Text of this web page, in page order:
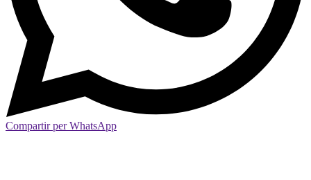
Compartir per WhatsApp